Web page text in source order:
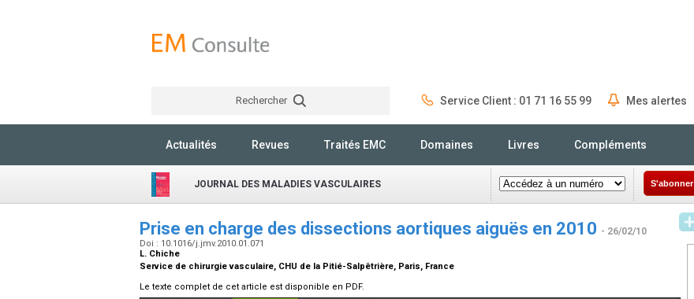
Rechercher Service Client : 01 71 16 55 99 Mes alertes
Actualités Revues Traités EMC Domaines Livres Compléments
JOURNAL DES MALADIES VASCULAIRES S'abonner
Prise en charge des dissections aortiques aiguës en 2010 - 26/02/10
Doi : 10.1016/j.jmv.2010.01.071
L. Chiche
Service de chirurgie vasculaire, CHU de la Pitié-Salpêtrière, Paris, France
Le texte complet de cet article est disponible en PDF.